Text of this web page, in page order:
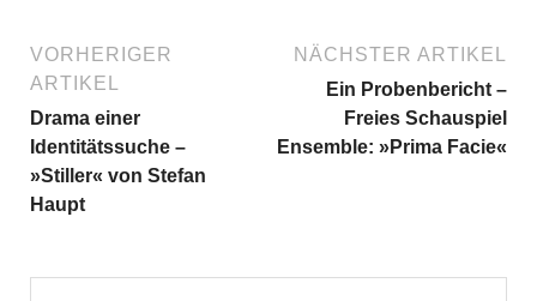
VORHERIGER
ARTIKEL
Drama einer
Identitätssuche –
»Stiller« von Stefan
Haupt
NÄCHSTER ARTIKEL
Ein Probenbericht –
Freies Schauspiel
Ensemble: »Prima Facie«